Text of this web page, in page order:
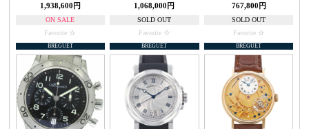
1,938,600円
ON SALE
Favorite
1,068,000円
SOLD OUT
Favorite
767,800円
SOLD OUT
Favorite
BREGUET BREGUET BREGUET